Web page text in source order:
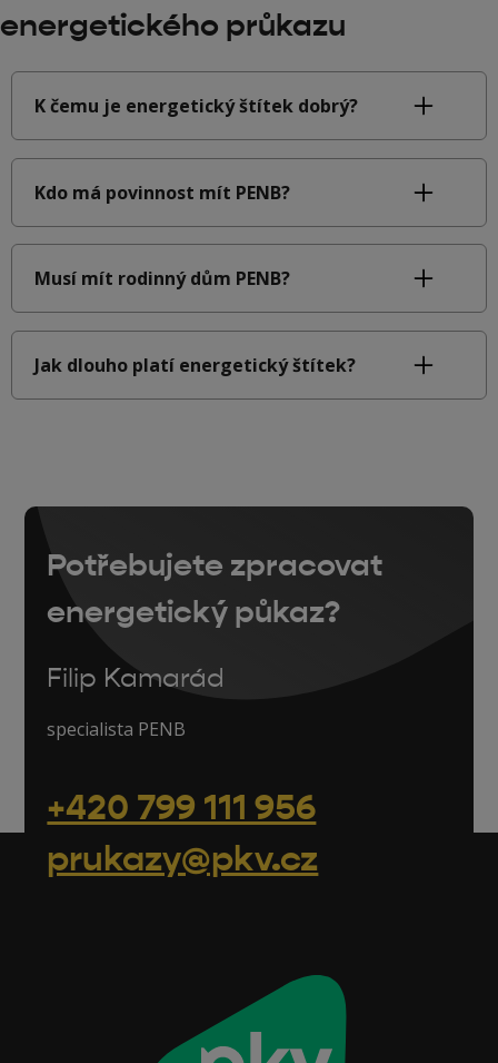
energetického průkazu
K čemu je energetický štítek dobrý?
Kdo má povinnost mít PENB?
Musí mít rodinný dům PENB?
Jak dlouho platí energetický štítek?
Potřebujete zpracovat
energetický půkaz?
Filip Kamarád
specialista PENB
+420 799 111 956
prukazy@pkv.cz